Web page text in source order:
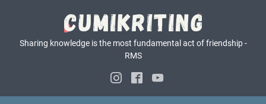
Sharing knowledge is the most fundamental act of friendship -
RMS